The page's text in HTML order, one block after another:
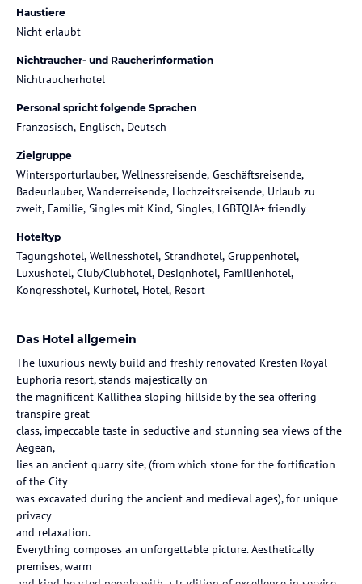
Haustiere
Nicht erlaubt
Nichtraucher- und Raucherinformation
Nichtraucherhotel
Personal spricht folgende Sprachen
Französisch, Englisch, Deutsch
Zielgruppe
Wintersporturlauber, Wellnessreisende, Geschäftsreisende,
Badeurlauber, Wanderreisende, Hochzeitsreisende, Urlaub zu
zweit, Familie, Singles mit Kind, Singles, LGBTQIA+ friendly
Hoteltyp
Tagungshotel, Wellnesshotel, Strandhotel, Gruppenhotel,
Luxushotel, Club/Clubhotel, Designhotel, Familienhotel,
Kongresshotel, Kurhotel, Hotel, Resort
Das Hotel allgemein
The luxurious newly build and freshly renovated Kresten Royal
Euphoria resort, stands majestically on
the magnificent Kallithea sloping hillside by the sea offering
transpire great
class, impeccable taste in seductive and stunning sea views of the
Aegean,
lies an ancient quarry site, (from which stone for the fortification
of the City
was excavated during the ancient and medieval ages), for unique
privacy
and relaxation.
Everything composes an unforgettable picture. Aesthetically
premises, warm